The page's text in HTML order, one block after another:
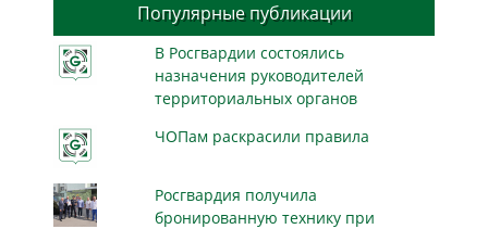
Популярные публикации
В Росгвардии состоялись
назначения руководителей
территориальных органов
ЧОПам раскрасили правила
Росгвардия получила
бронированную технику при